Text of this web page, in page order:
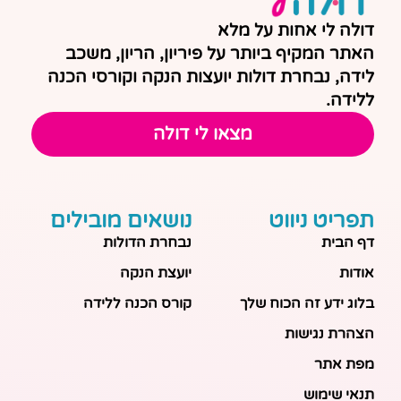
דולה לי אחות על מלא
האתר המקיף ביותר על פיריון, הריון, משכב
לידה, נבחרת דולות יועצות הנקה וקורסי הכנה
ללידה.
מצאו לי דולה
תפריט ניווט
דף הבית
אודות
בלוג ידע זה הכוח שלך
הצהרת נגישות
מפת אתר
תנאי שימוש
נושאים מובילים
נבחרת הדולות
יועצת הנקה
קורס הכנה ללידה